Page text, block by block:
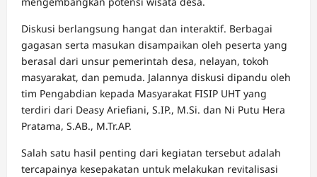
Diskusi berlangsung hangat dan interaktif. Berbagai
gagasan serta masukan disampaikan oleh peserta yang
berasal dari unsur pemerintah desa, nelayan, tokoh
masyarakat, dan pemuda. Jalannya diskusi dipandu oleh
tim Pengabdian kepada Masyarakat FISIP UHT yang
terdiri dari Deasy Ariefiani, S.IP., M.Si. dan Ni Putu Hera
Pratama, S.AB., M.Tr.AP.
Salah satu hasil penting dari kegiatan tersebut adalah
tercapainya kesepakatan untuk melakukan revitalisasi